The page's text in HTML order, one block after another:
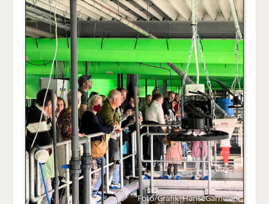
Foto/Grafik: HanseGarnelen